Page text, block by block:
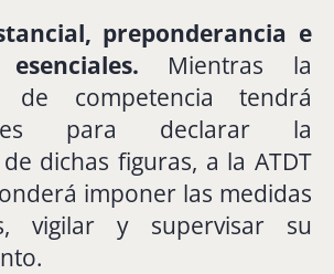
preponderancia e
esenciales. Mientras la
de competenciatendrá
para declarar la
de dichasfiguras, a laATDT
imponer las medidas
vigilary supervisar su